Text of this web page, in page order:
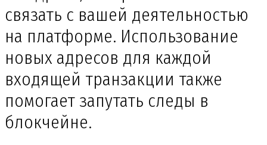
связать с вашей деятельностью
на платформе. Использование
новых адресов для каждой
входящей транзакции также
помогает запутать следы в
блокчейне.